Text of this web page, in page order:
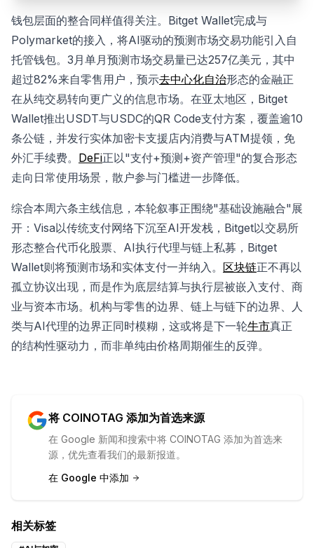
钱包层面的整合同样值得关注。Bitget Wallet完成与
Polymarket的接入，将AI驱动的预测市场交易功能引入自
托管钱包。3月单月预测市场交易量已达257亿美元，其中
超过82%来自零售用户，预示去中心化自治形态的金融正
在从纯交易转向更广义的信息市场。在亚太地区，Bitget
Wallet推出USDT与USDC的QR Code支付方案，覆盖逾10
条公链，并发行实体加密卡支援店内消费与ATM提领，免
外汇手续费。 DeFi正以"支付+预测+资产管理"的复合形态
走向日常使用场景，散户参与门槛进一步降低。
综合本周六条主线信息，本轮叙事正围绕"基础设施融合"展
开：Visa以传统支付网络下沉至AI开发栈，Bitget以交易所
形态整合代币化股票、AI执行代理与链上私募，Bitget
Wallet则将预测市场和实体支付一并纳入。 区块链正不再以
孤立协议出现，而是作为底层结算与执行层被嵌入支付、商
业与资本市场。机构与零售的边界、链上与链下的边界、人
类与AI代理的边界正同时模糊，这或将是下一轮牛市真正
的结构性驱动力，而非单纯由价格周期催生的反弹。
将 COINOTAG 添加为首选来源
在 Google 新闻和搜索中将 COINOTAG 添加为首选来
源，优先查看我们的最新报道。
在 Google 中添加
相关标签